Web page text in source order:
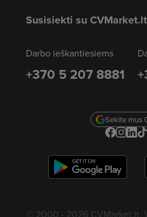
Susisiekti su
Darbo ieškantiesiems
+370 5 207 8881
Sekite mus
© 2000 - 2026 CVMarket.lt.